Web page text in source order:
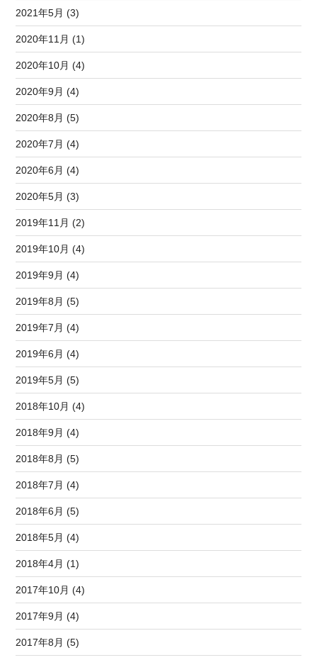
2021年5月 (3)
2020年11月 (1)
2020年10月 (4)
2020年9月 (4)
2020年8月 (5)
2020年7月 (4)
2020年6月 (4)
2020年5月 (3)
2019年11月 (2)
2019年10月 (4)
2019年9月 (4)
2019年8月 (5)
2019年7月 (4)
2019年6月 (4)
2019年5月 (5)
2018年10月 (4)
2018年9月 (4)
2018年8月 (5)
2018年7月 (4)
2018年6月 (5)
2018年5月 (4)
2018年4月 (1)
2017年10月 (4)
2017年9月 (4)
2017年8月 (5)